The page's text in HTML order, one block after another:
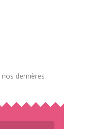
dernières